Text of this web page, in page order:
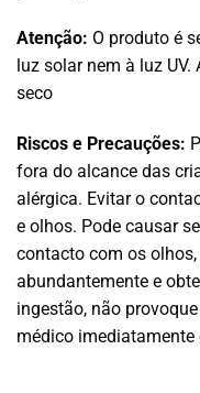
Atenção: O produto é
luz solar nem à luz
seco
Riscos e Precauções:
fora do alcance das
alérgica. Evitar o
e olhos. Pode causar
contacto com os
abundantemente e
ingestão, não
médico